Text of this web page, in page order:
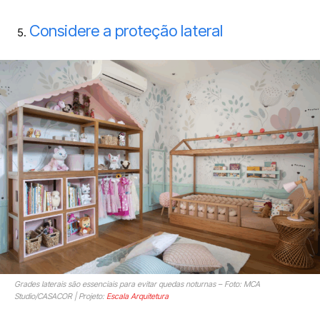
Considere a proteção lateral
Grades laterais são essenciais para evitar quedas noturnas – Foto: MCA
Studio/CASACOR | Projeto: Escala Arquitetura